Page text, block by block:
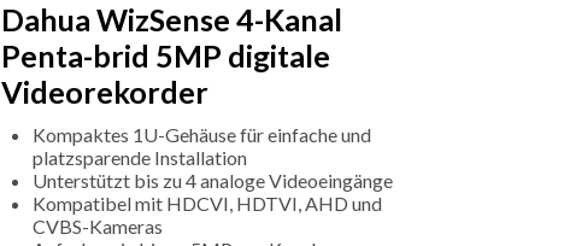
Dahua WizSense 4-Kanal
Penta-brid 5MP digitale
Videorekorder
Kompaktes 1U-Gehäuse für einfache und
platzsparende Installation
Unterstützt bis zu 4 analoge Videoeingänge
Kompatibel mit HDCVI, HDTVI, AHD und
CVBS-Kameras